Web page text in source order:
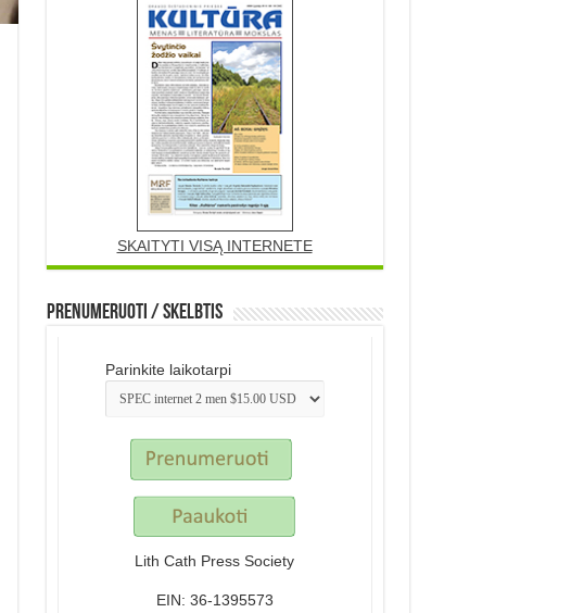
SKAITYTI VISĄ INTERNETE
Prenumeruoti / Skelbtis
Parinkite laikotarpi
Lith Cath Press Society
EIN: 36-1395573